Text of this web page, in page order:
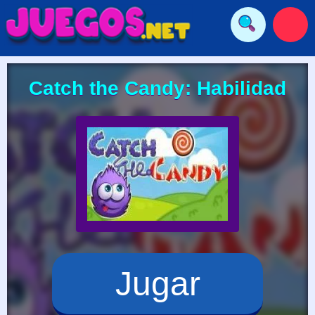
Catch the Candy: Habilidad
Jugar